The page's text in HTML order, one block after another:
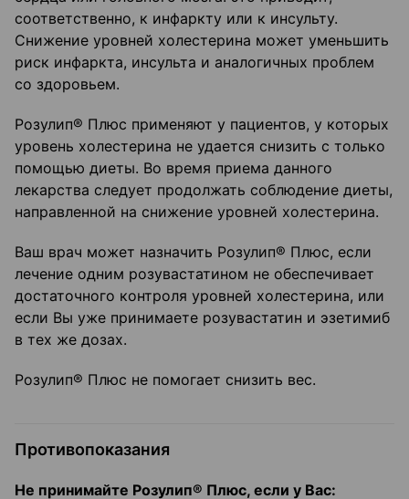
соответственно, к инфаркту или к инсульту.
Снижение уровней холестерина может уменьшить
риск инфаркта, инсульта и аналогичных проблем
со здоровьем.
Розулип® Плюс применяют у пациентов, у которых
уровень холестерина не удается снизить с только
помощью диеты. Во время приема данного
лекарства следует продолжать соблюдение диеты,
направленной на снижение уровней холестерина.
Ваш врач может назначить Розулип® Плюс, если
лечение одним розувастатином не обеспечивает
достаточного контроля уровней холестерина, или
если Вы уже принимаете розувастатин и эзетимиб
в тех же дозах.
Розулип® Плюс не помогает снизить вес.
Противопоказания
Не принимайте Розулип® Плюс, если у Вас: